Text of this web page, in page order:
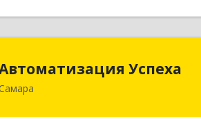
Успеха
443011, Самарская обл, Самара г, 22